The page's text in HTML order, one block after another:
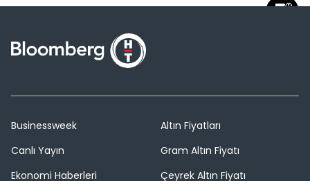
Businessweek
Canlı Yayın
Ekonomi Haberleri
Altın Fiyatları
Gram Altın Fiyatı
Çeyrek Altın Fiyatı